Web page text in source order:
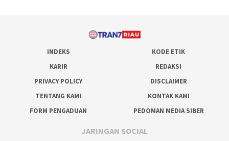
INDEKS
KODE ETIK
KARIR
REDAKSI
PRIVACY POLICY
DISCLAIMER
TENTANG KAMI
KONTAK KAMI
FORM PENGADUAN
PEDOMAN MEDIA SIBER
JARINGAN SOCIAL